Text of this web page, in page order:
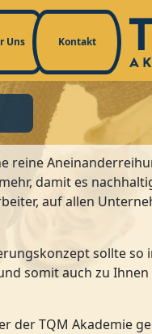
Uns Kontakt
reine
damit es
auf allen
sollte so
somit auch zu
der TQM Akademie